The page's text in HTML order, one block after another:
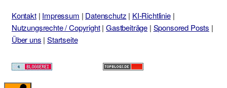
Kontakt| Impressum | Datenschutz | KI-Richtlinie|
Nutzungsrechte / Copyright|Gastbeiträge | Sponsored Posts |
Über uns |Startseite